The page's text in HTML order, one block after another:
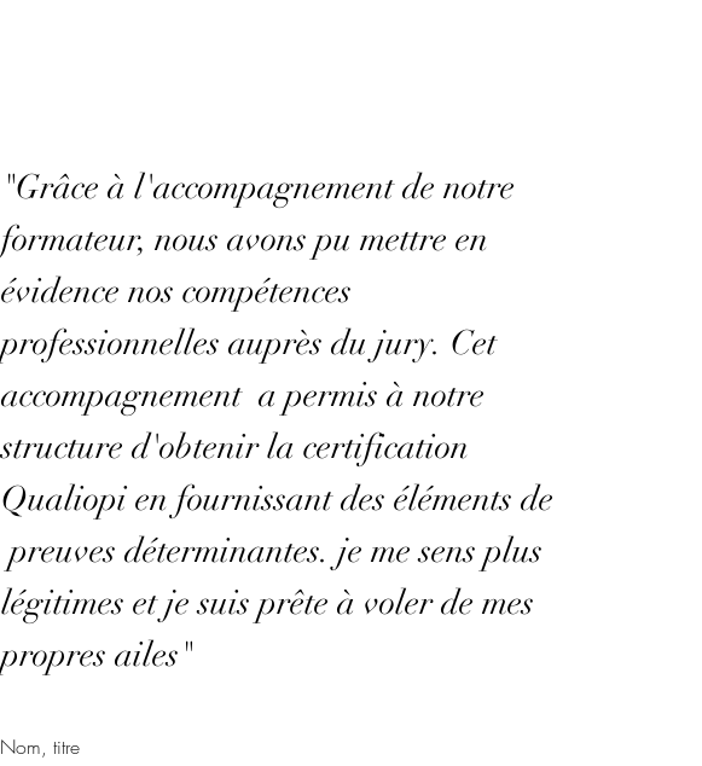
"Grâce à l'accompagnement de notre
formateur, nous avons pu mettre en
évidence nos compétences
professionnelles auprès du jury. Cet
accompagnement a permis à notre
structure d'obtenir la certification
Qualiopi en fournissant des éléments de
preuves déterminantes. je me sens plus
légitimes et je suis prête à voler de mes
propres ailes"
Nom, titre